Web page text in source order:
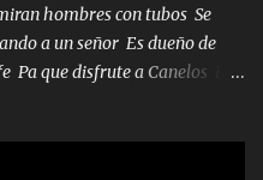
hombres con tubos Se
a un señor Es dueño de
Pa que disfrute a Canelos Es